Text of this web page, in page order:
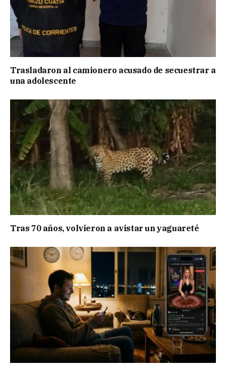
Trasladaron al camionero acusado de secuestrar a
una adolescente
Tras 70 años, volvieron a avistar un yaguareté